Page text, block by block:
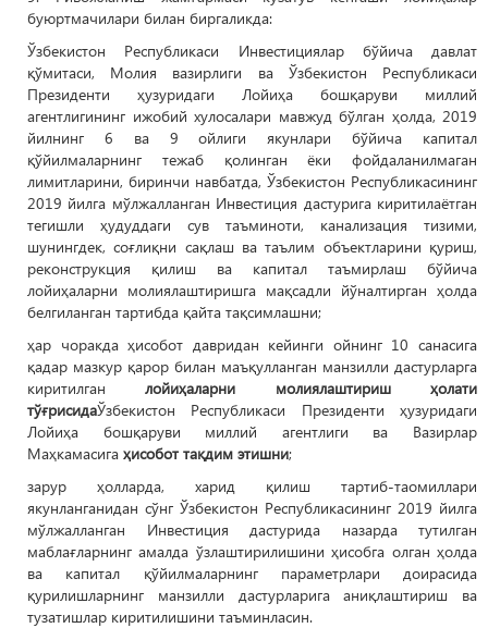
буюртмачилари билан биргаликда:
Ўзбекистон Республикаси Инвестициялар бўйича давлат
қўмитаси, Молия вазирлиги ва Ўзбекистон Республикаси
Президенти ҳузуридаги Лойиҳа бошқаруви миллий
агентлигининг ижобий хулосалари мавжуд бўлган ҳолда, 2019
йилнинг 6 ва 9 ойлиги якунлари бўйича капитал
қўйилмаларнинг тежаб қолинган ёки фойдаланилмаган
лимитларини, биринчи навбатда, Ўзбекистон Республикасининг
2019 йилга мўлжалланган Инвестиция дастурига киритилаётган
тегишли ҳудуддаги сув таъминоти, канализация тизими,
шунингдек, соғлиқни сақлаш ва таълим объектларини қуриш,
реконструкция қилиш ва капитал таъмирлаш бўйича
лойиҳаларни молиялаштиришга мақсадли йўналтирган ҳолда
белгиланган тартибда қайта тақсимлашни;
ҳар чоракда ҳисобот давридан кейинги ойнинг 10 санасига
қадар мазкур қарор билан маъқулланган манзилли дастурларга
киритилганлойиҳаларни молиялаштириш ҳолати
тўғрисидаЎзбекистон Республикаси Президенти ҳузуридаги
Лойиҳа бошқаруви миллий агентлиги ва Вазирлар
Маҳкамасига ҳисобот тақдим этишни;
зарур ҳолларда, харид қилиш тартиб-таомиллари
якунланганидан сўнг Ўзбекистон Республикасининг 2019 йилга
мўлжалланган Инвестиция дастурида назарда тутилган
маблағларнинг амалда ўзлаштирилишини ҳисобга олган ҳолда
ва капитал қўйилмаларнинг параметрлари доирасида
қурилишларнинг манзилли дастурларига аниқлаштириш ва
тузатишлар киритилишини таъминласин.